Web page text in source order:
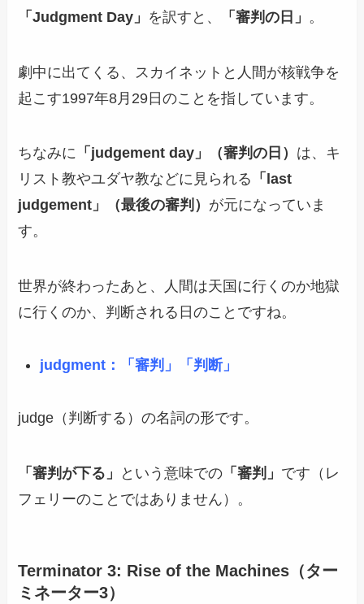
「Judgment Day」 を訳すと、 「審判の日」 。
劇中に出てくる、スカイネットと人間が核戦争を
起こす1997年8月29日のことを指しています。
ちなみに 「judgement day」（審判の日） は、キ
リスト教やユダヤ教などに見られる 「last
judgement」（最後の審判） が元になっていま
す。
世界が終わったあと、人間は天国に行くのか地獄
に行くのか、判断される日のことですね。
judgment：「審判」「判断」
judge（判断する）の名詞の形です。
「審判が下る」 という意味での 「審判」 です（レ
フェリーのことではありません）。
Terminator 3: Rise of the Machines（ター
ミネーター3）